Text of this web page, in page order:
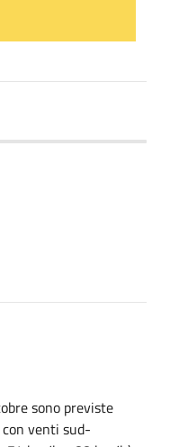
sono previste
venti sud-